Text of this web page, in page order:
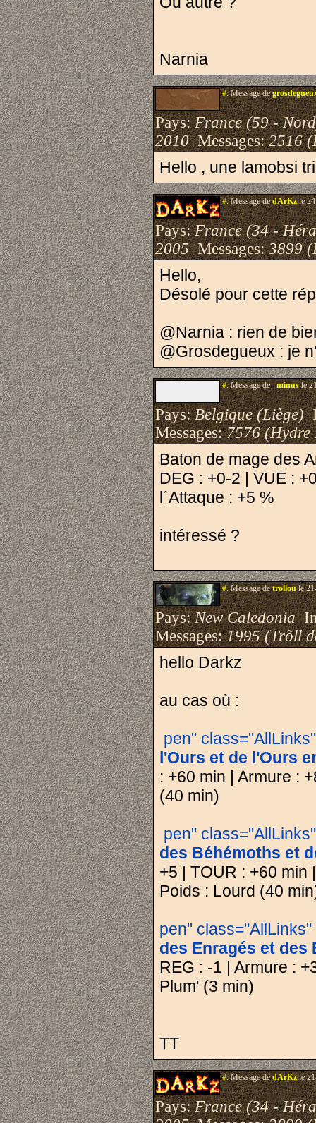
Narnia
#.Message de
Pays:France (59 -
2010Messages:2516
Hello , une lamobsi
#.Message dedArKzle
Pays:France (34 -
2005Messages:3899
Hello,
Désolé pour cette
@Narnia : rien de
@Grosdegueux : je
#.Message de_minusle
Pays:Belgique (Liège)
Messages:7576 (Hydre
Baton de mage des
DEG : +0-2 | VUE :
l´Attaque : +5 %
intéressé ?
#.Message detrolloule
Pays:New Caledonia
Messages:1995 (Trõll
hello Darkz
au cas où :
pen"
l'Ours et de l'Ours
: +60 min | Armure :
(40 min)
pen"
des Béhémoths et
+5 | TOUR : +60 min
Poids : Lourd (40
pen"
des Enragés et
REG : -1 | Armure :
Plum' (3 min)
TT
#.Message dedArKzle
Pays:France (34 -